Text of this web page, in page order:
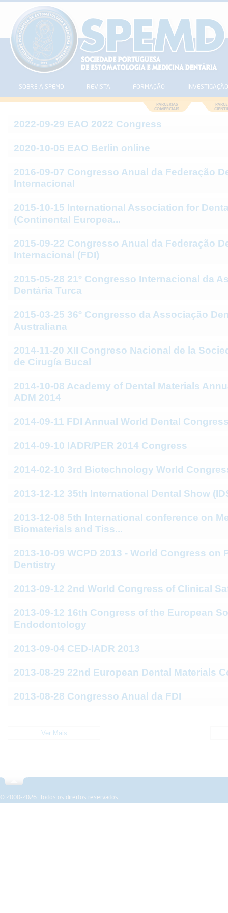
SOBRE A SPEMD REVISTA FORMAÇÃO INVESTIGAÇÃO
2022-09-29 EAO 2022 Congress
2020-10-05 EAO Berlin online
2016-09-07 Congresso Anual da Federação
Internacional
2015-10-15 International Association for
(Continental Europea...
2015-09-22 Congresso Anual da Federação
Internacional (FDI)
2015-05-28 21º Congresso Internacional da
Dentária Turca
2015-03-25 36º Congresso da Associação
Australiana
2014-11-20 XII Congreso Nacional de la
de Cirugía Bucal
2014-10-08 Academy of Dental Materials
ADM 2014
2014-09-11 FDI Annual World Dental
2014-09-10 IADR/PER 2014 Congress
2014-02-10 3rd Biotechnology World
2013-12-12 35th International Dental Show
2013-12-08 5th International conference on
Biomaterials and Tiss...
2013-10-09 WCPD 2013 - World Congress on
Dentistry
2013-09-12 2nd World Congress of Clinical
2013-09-12 16th Congress of the European
Endodontology
2013-09-04 CED-IADR 2013
2013-08-29 22nd European Dental Materials
2013-08-28 Congresso Anual da FDI
Ver Mais
Sobre a SPEMD Revista Formação Investigação
© 2000-2026. Todos os direitos reservados